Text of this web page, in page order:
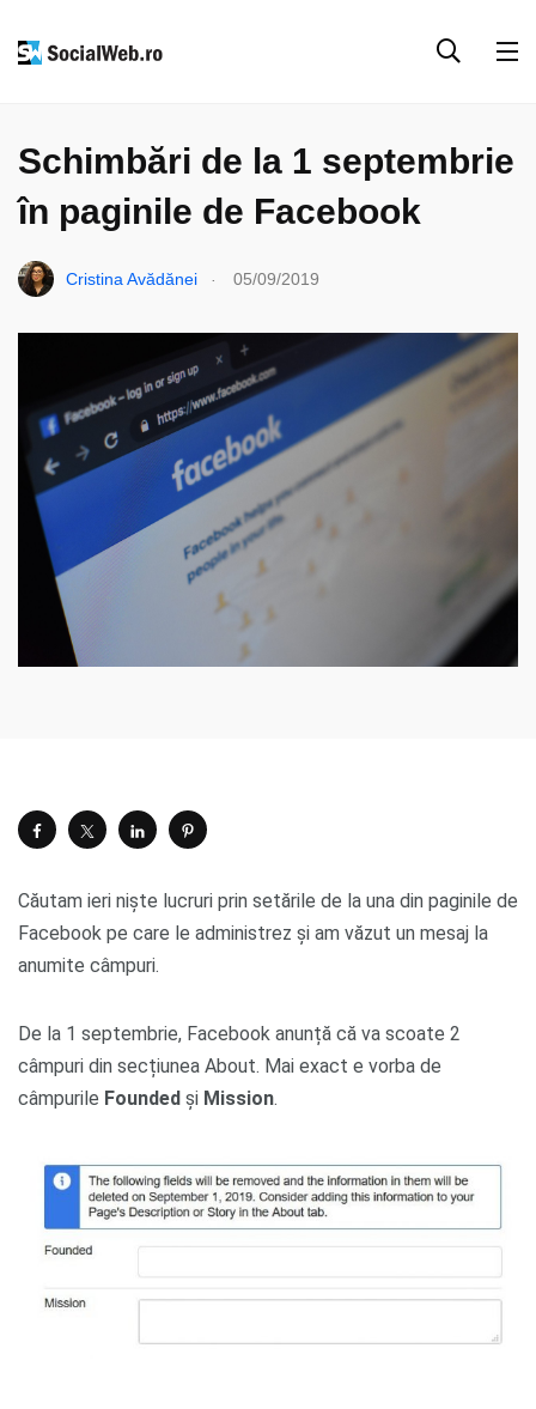
Schimbări de la 1 septembrie
în paginile de Facebook
Cristina Avădănei 05/09/2019
Căutam ieri niște lucruri prin setările de la una din paginile de
Facebook pe care le administrez și am văzut un mesaj la
anumite câmpuri.
De la 1 septembrie, Facebook anunță că va scoate 2
câmpuri din secțiunea About. Mai exact e vorba de
câmpurile Founded și Mission.